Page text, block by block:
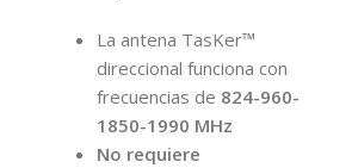
La antena TasKer™
direccional funciona con
frecuencias de 824-960-
1850-1990 MHz
No requiere